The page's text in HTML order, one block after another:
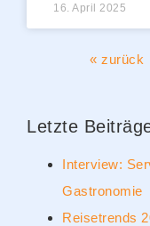
16. April 2025
« zurück
Letzte
Interview:
Gastronomie
Reisetrends